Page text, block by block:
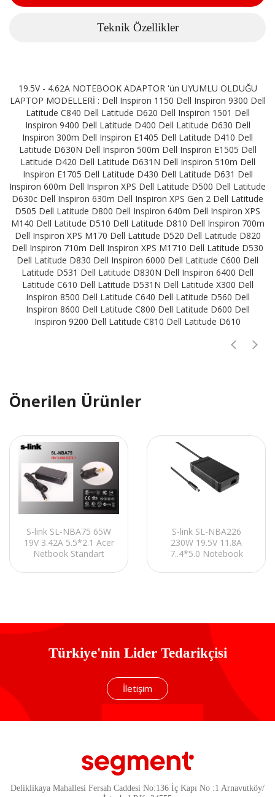
Teknik Özellikler
19.5V - 4.62A NOTEBOOK ADAPTOR 'ün UYUMLU OLDUĞU
LAPTOP MODELLERİ : Dell Inspiron 1150 Dell Inspiron 9300 Dell
Latitude C840 Dell Latitude D620 Dell Inspiron 1501 Dell
Inspiron 9400 Dell Latitude D400 Dell Latitude D630 Dell
Inspiron 300m Dell Inspiron E1405 Dell Latitude D410 Dell
Latitude D630N Dell Inspiron 500m Dell Inspiron E1505 Dell
Latitude D420 Dell Latitude D631N Dell Inspiron 510m Dell
Inspiron E1705 Dell Latitude D430 Dell Latitude D631 Dell
Inspiron 600m Dell Inspiron XPS Dell Latitude D500 Dell Latitude
D630c Dell Inspiron 630m Dell Inspiron XPS Gen 2 Dell Latitude
D505 Dell Latitude D800 Dell Inspiron 640m Dell Inspiron XPS
M140 Dell Latitude D510 Dell Latitude D810 Dell Inspiron 700m
Dell Inspiron XPS M170 Dell Latitude D520 Dell Latitude D820
Dell Inspiron 710m Dell Inspiron XPS M1710 Dell Latitude D530
Dell Latitude D830 Dell Inspiron 6000 Dell Latitude C600 Dell
Latitude D531 Dell Latitude D830N Dell Inspiron 6400 Dell
Latitude C610 Dell Latitude D531N Dell Latitude X300 Dell
Inspiron 8500 Dell Latitude C640 Dell Latitude D560 Dell
Inspiron 8600 Dell Latitude C800 Dell Latitude D600 Dell
Inspiron 9200 Dell Latitude C810 Dell Latitude D610
Önerilen Ürünler
S-link SL-NBA75 65W
19V 3.42A 5.5*2.1 Acer
Netbook Standart
S-link SL-NBA226
230W 19.5V 11.8A
7..4*5.0 Notebook
Türkiye'nin Lider Tedarikçisi
İletişim
Deliklikaya Mahallesi Fersah Caddesi No:136 İç Kapı No :1 Arnavutköy/